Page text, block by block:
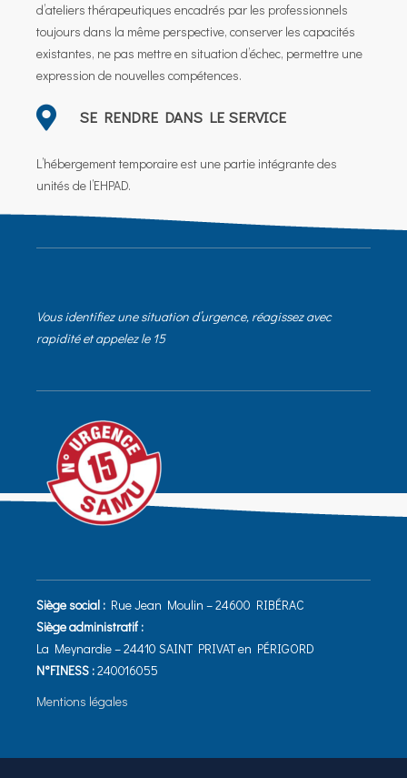
d’ateliers thérapeutiques encadrés par les professionnels
toujours dans la même perspective, conserver les capacités
existantes, ne pas mettre en situation d’échec, permettre une
expression de nouvelles compétences.
SE RENDRE DANS LE SERVICE
L’hébergement temporaire est une partie intégrante des
unités de l’EHPAD.
Vous identifiez une situation d’urgence, réagissez avec
rapidité et appelez le 15
Siège social : Rue Jean Moulin – 24600 RIBÉRAC
Siège administratif :
La Meynardie – 24410 SAINT PRIVAT en PÉRIGORD
N°FINESS :240016055
Mentions légales